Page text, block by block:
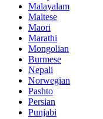
Malayalam
Maltese
Maori
Marathi
Mongolian
Burmese
Nepali
Norwegian
Pashto
Persian
Punjabi